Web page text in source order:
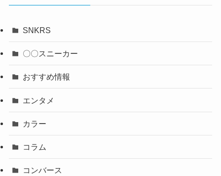
SNKRS
〇〇スニーカー
おすすめ情報
エンタメ
カラー
コラム
コンバース